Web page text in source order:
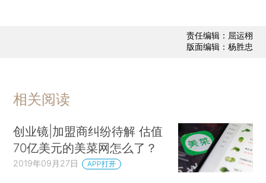
责任编辑：屈运栩
版面编辑：杨胜忠
相关阅读
创业镜|加盟商纠纷待解 估值
70亿美元的美菜网怎么了？
2019年09月27日 APP打开